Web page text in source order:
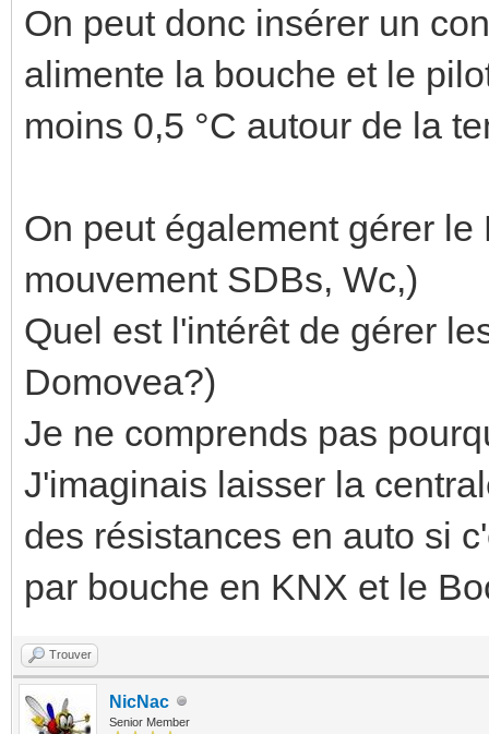
On peut donc insérer un
alimente la bouche et le
moins 0,5 °C autour de la
On peut également gérer
mouvement SDBs, Wc,)
Quel est l'intérêt de gérer
Domovea?)
Je ne comprends pas
J'imaginais laisser la
des résistances en auto si
par bouche en KNX et le
Trouver
NicNac
Senior Member